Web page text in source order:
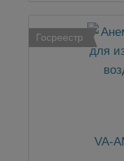
Госреестр
VA-